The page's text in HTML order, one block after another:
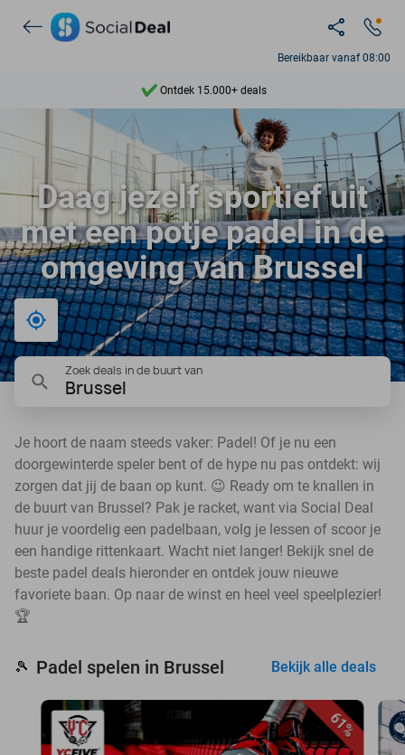
Bereikbaar vanaf 08:00
7 dagen per week beschikbaar
10+ miljoen leden
9,4
Ontdek 15.000+ deals
Daag jezelf sportief uit
met een potje padel in de
omgeving van Brussel
Bij mij in de buurt
Zoek deals in de buurt van
Brussel
Je hoort de naam steeds vaker: Padel! Of je nu een
doorgewinterde speler bent of de hype nu pas ontdekt: wij
zorgen dat jij de baan op kunt. 😉 Ready om te knallen in
de buurt van Brussel? Pak je racket, want via Social Deal
huur je voordelig een padelbaan, volg je lessen of scoor je
een handige rittenkaart. Wacht niet langer! Bekijk snel de
beste padel deals hieronder en ontdek jouw nieuwe
favoriete baan. Op naar de winst en heel veel speelplezier!
🏆
🎾 Padel spelen in Brussel Bekijk alle deals
61%